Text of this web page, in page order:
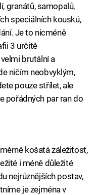
granátů, samopalů,
speciálních kousků,
Je to nicméně
3 určitě
brutální a
ničím neobvyklým,
pouze střílet, ale
pořádných par ran do
košatá záležitost,
i méně důležité
nejrůznějších postav,
je zejména v